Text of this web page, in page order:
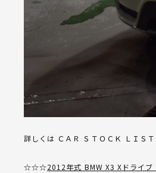
詳しくは ＣＡＲ ＳＴＯＣＫ ＬＩＳ
☆☆☆2012年式 BMW X3 Xドライ